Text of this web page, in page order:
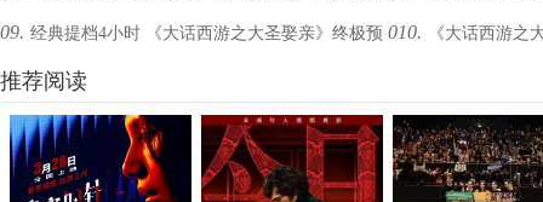
曝光新面孔 提档4小时
09. 经典提档4小时 《大话西游之大圣娶亲》终极预
告曝光
010. 《大话西游之
推荐阅读